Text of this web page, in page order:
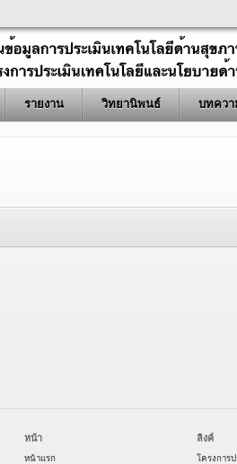
รายงาน วิทยานิพนธ์ บทควา
หน้า
หน้าแรก
ลิงค์
โครงการ